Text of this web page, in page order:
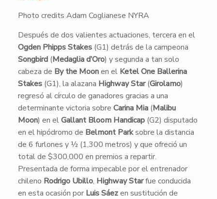
Photo credits Adam Coglianese NYRA
​Después de dos valientes actuaciones, tercera en el
Ogden Phipps Stakes(G1) detrás de la campeona
Songbird(Medaglia d’Oro) y segunda a tan solo
cabeza de By the Moonen el Ketel One Ballerina
Stakes(G1), la alazana Highway Star(Girolamo)
regresó al círculo de ganadores gracias a una
determinante victoria sobre Carina Mia(Malibu
Moon) en elGallant Bloom Handicap(G2) disputado
en el hipódromo de Belmont Parksobre la distancia
de 6 furlones y ½ (1,300 metros) y que ofreció un
total de $300,000 en premios a repartir.
​Presentada de forma impecable por el entrenador
chileno Rodrigo Ubillo, Highway Starfue conducida
en esta ocasión por Luis Sáezen sustitución de